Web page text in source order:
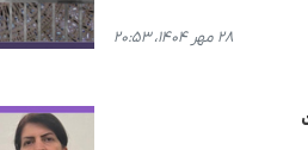
۲۸ مهر ۱۴۰۴، ۲۰:۵۳